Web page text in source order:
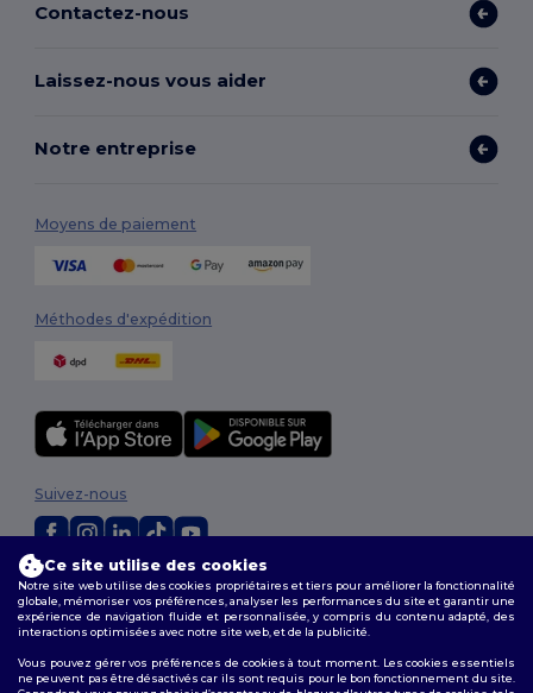
Contactez-nous
Laissez-nous vous aider
Notre entreprise
Moyens de paiement
Méthodes d'expédition
2026. Tous droits réservés
Conditions Générales|Politique de personnalisation|Politique de
Confidentialité
| Politique de Cookies |Plan du Site
Suivez-nous
Ce site utilise des cookies
Notre site web utilise des cookies propriétaires et tiers pour améliorer la fonctionnalité
globale, mémoriser vos préférences, analyser les performances du site et garantir une
expérience de navigation fluide et personnalisée, y compris du contenu adapté, des
interactions optimisées avec notre site web, et de la publicité.
Vous pouvez gérer vos préférences de cookies à tout moment. Les cookies essentiels
ne peuvent pas être désactivés car ils sont requis pour le bon fonctionnement du site.